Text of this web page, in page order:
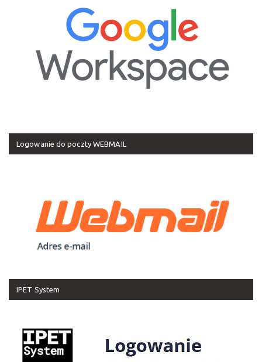
Logowanie do poczty WEBMAIL
IPET System